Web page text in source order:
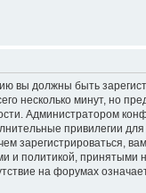
вы должны быть
несколько минут, но
Администратором
привилегии
зарегистрироваться,
и политикой, принятыми
на форумах